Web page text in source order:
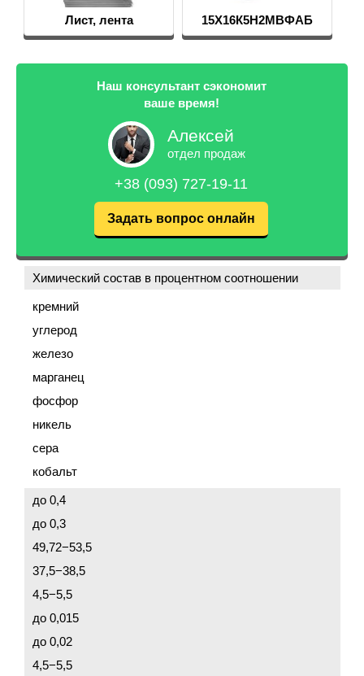
15Х16К5Н2МВФАБ
Наш консультант сэкономит
ваше время!
Алексей
отдел продаж
+38 (093) 727-19-11
Задать вопрос онлайн
Химический состав в процентном соотношении
кремний
углерод
железо
марганец
фосфор
никель
сера
кобальт
до 0,4
до 0,3
49,72−53,5
37,5−38,5
4,5−5,5
до 0,015
до 0,02
4,5−5,5